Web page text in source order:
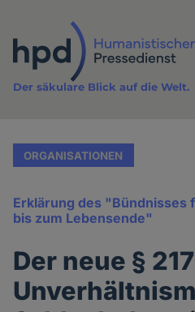
Inhalt
Der säkulare Blick auf die Welt.
ORGANISATIONEN
Erklärung des "Bündnisses
bis zum Lebensende"
Der neue §